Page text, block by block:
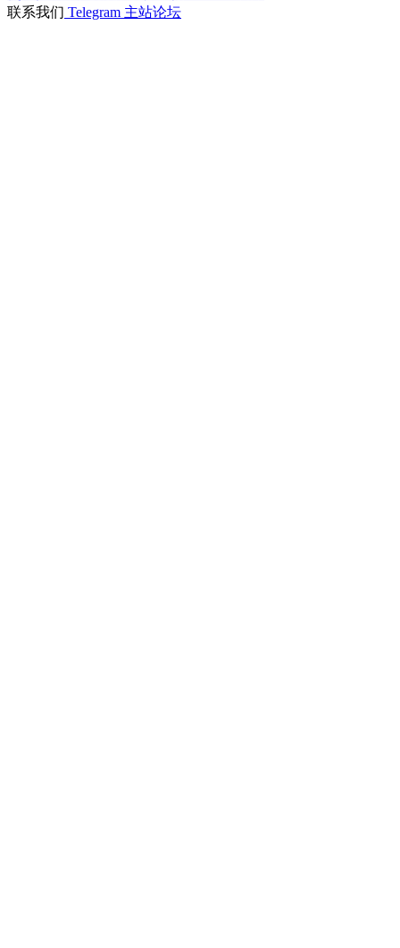
联系我们 Telegram 主站论坛